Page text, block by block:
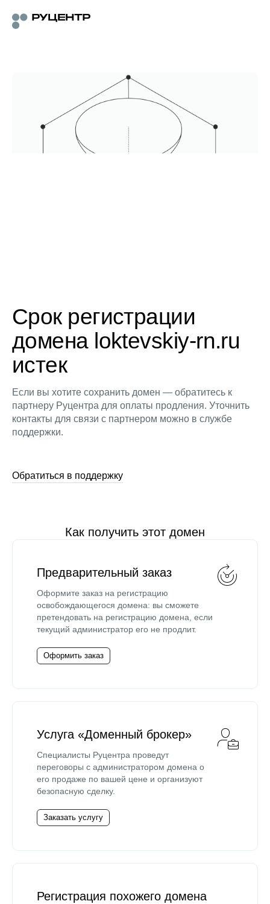
Срок регистрации
домена loktevskiy-rn.ru
истек
Если вы хотите сохранить домен — обратитесь к
партнеру Руцентра для оплаты продления. Уточнить
контакты для связи с партнером можно в службе
поддержки.
Обратиться в поддержку
Как получить этот домен
Предварительный заказ
Оформите заказ на регистрацию
освобождающегося домена: вы сможете
претендовать на регистрацию домена, если
текущий администратор его не продлит.
Оформить заказ
Услуга «Доменный брокер»
Специалисты Руцентра проведут
переговоры с администратором домена о
его продаже по вашей цене и организуют
безопасную сделку.
Заказать услугу
Регистрация похожего домена